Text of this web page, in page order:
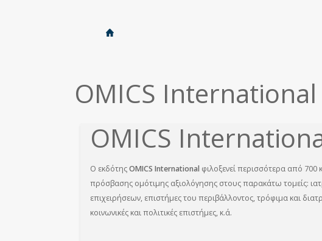
Breadcrumbs
Είστε
Αρχική
OMICS International
OMICS
Ο εκδότηςOMICS International φιλοξενεί περισσότερα από 700
πρόσβασης ομότιμης αξιολόγησης στους παρακάτω τομείς:
επιχειρήσεων, επιστήμες του περιβάλλοντος, τρόφιμα και
κοινωνικές και πολιτικές επιστήμες, κ.ά.